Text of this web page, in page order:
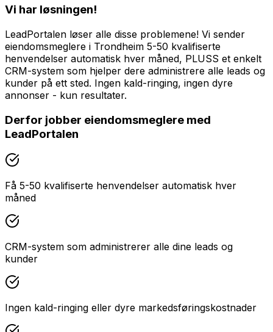
Vi har løsningen!
LeadPortalen løser alle disse problemene! Vi sender
eiendomsmeglere i Trondheim 5-50 kvalifiserte
henvendelser automatisk hver måned, PLUSS et enkelt
CRM-system som hjelper dere administrere alle leads og
kunder på ett sted. Ingen kald-ringing, ingen dyre
annonser - kun resultater.
Derfor jobber eiendomsmeglere med
LeadPortalen
Få 5-50 kvalifiserte henvendelser automatisk hver
måned
CRM-system som administrerer alle dine leads og
kunder
Ingen kald-ringing eller dyre markedsføringskostnader